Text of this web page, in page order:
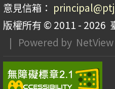
意見信箱：
版權所有 © 2011 - 2026
| Powered by NetView